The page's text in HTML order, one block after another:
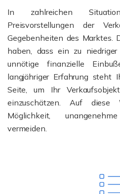
In zahlreichen
Preisvorstellungen der
Gegebenheiten des Marktes.
haben, dass ein zu
unnötige finanzielle
langjähriger Erfahrung steht
Seite, um Ihr
einzuschätzen. Auf
Möglichkeit,
vermeiden.